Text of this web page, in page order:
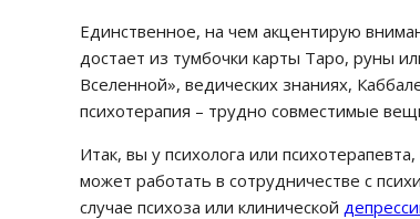
Единственное, на чем акцентирую
достает из тумбочки карты Таро, руны
Вселенной», ведических знаниях,
психотерапия – трудно совместимые
Итак, вы у психолога или
может работать в сотрудничестве с
случае психоза или клинической